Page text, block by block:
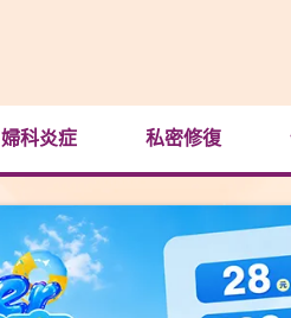
婦科炎症 私密修復